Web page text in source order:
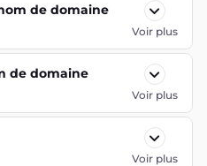
de domaine
Voir plus
de domaine
Voir plus
Voir plus